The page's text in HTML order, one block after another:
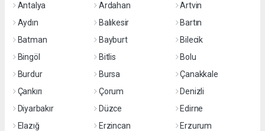
Antalya
Ardahan
Artvin
Aydın
Balıkesir
Bartın
Batman
Bayburt
Bilecik
Bingöl
Bitlis
Bolu
Burdur
Bursa
Çanakkale
Çankırı
Çorum
Denizli
Diyarbakır
Düzce
Edirne
Elazığ
Erzincan
Erzurum